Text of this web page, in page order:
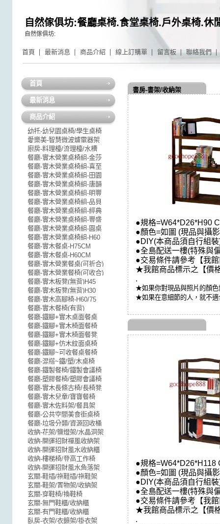
自然傢俱坊:餐廳桌椅.食堂桌椅.戶外桌椅.休
自然傢俱坊:
首頁 最新消息 商品介紹 線上訂購單 留言板 聯絡我們
書房-書架/收納架
●規格=W64*D26*H90
●顏色=如圖 (現品與攝
●DIY(本商品須自行組裝
●全島配送一樓(特殊與
●交易條件請參考【我
★我館商品標示之【價
.
★如果你對現品與照片的顏色
★如果在意細節的人，就不適
●規格=W64*D26*H118
●顏色=如圖 (現品與攝
●DIY(本商品須自行組裝
●全島配送一樓(特殊與
●交易條件請參考【我
★我館商品標示之【價
.
首頁
最新消息
商品介紹
幼托-幼兒園桌椅/學生桌椅
愛樂美-智慧微波爐電器架
廚房-料理檯/流理檯/水槽
餐廳-實木營業桌椅組-金莎
餐廳-實木營業桌椅組-喜至
餐廳-實木營業桌椅組-田園
餐廳-實木營業桌椅組-唐韻
餐廳-實木營業桌椅組-明豐
餐廳-實木營業桌椅組-品貝
餐廳-實木營業桌椅組-經典
餐廳-實木營業桌椅組-豐盛
餐廳-實木營業桌椅組-圓桌
餐廳-實木營業桌椅組-H60
餐廳-實木餐桌-H75CM
餐廳-實木餐桌-H60CM
餐廳-實木營業餐桌(可折合)
餐廳-實木營業餐椅(可收合)
餐廳-實木板凳(無背)H45
餐廳-實木板凳(無背)H30
餐廳-實木高腳椅-H60/75
餐廳-實木餐椅(有背)
餐廳-鐵腳+實木桌面餐桌
餐廳-鐵腳+實木椅面餐椅
餐廳-鐵腳+實木椅面餐凳
餐廳-鐵腳+仿木紋面桌椅
餐廳-鐵腳~可收餐桌餐椅
餐廳-混搭~鐵/塑/木桌椅
餐廳-鐵製餐椅/鐵製會議椅
餐廳-塑膠餐椅/塑膠會議椅
餐廳-實木長條古椅/長椅凳
餐廳-實木兒童/寶寶餐椅
餐廳-實木佐料架/餐具架
餐廳-公共空間美食街桌椅
餐廳-垃圾分類/資源回收桶
收納-花架/鹽燈架/水晶洞架
收納-開運招財禪風收納架
收納-開運招財風水收納櫃
收納-樓梯椅/登高工作椅
收納-開運招財風水角落架
玄關-鞋插/拖鞋插/拖鞋架
玄關-鞋架/置物架/收納架
玄關-穿鞋椅/換鞋椅
玄關-無門鞋櫃/收納櫃
玄關-有門鞋櫃/收納櫃
臥房-衣架/衣鏡架/掛衣架